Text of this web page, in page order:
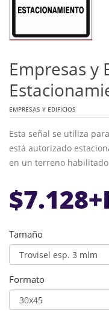
Empresas y
EMPRESAS Y EDIFICIOS
Esta señal se utiliza
está autorizado
en un terreno
$7.128
Tamaño
Formato